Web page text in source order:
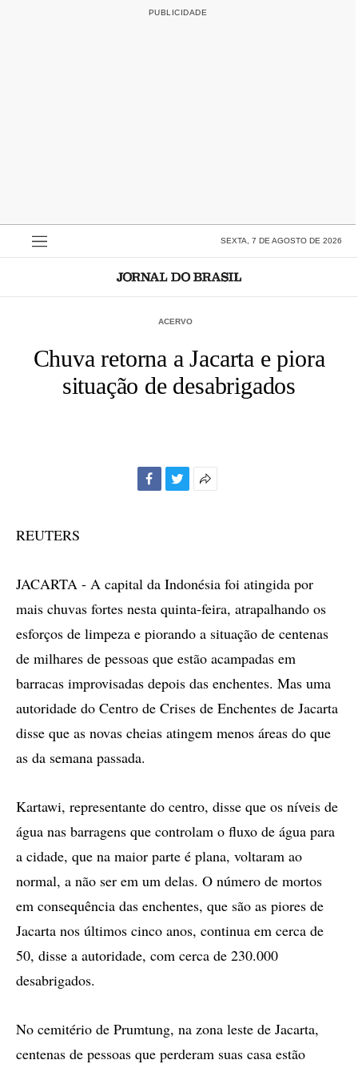
SEXTA, 7 DE AGOSTO DE 2026
ACERVO
Chuva retorna a Jacarta e piora
situação de desabrigados
REUTERS
JACARTA - A capital da Indonésia foi atingida por
mais chuvas fortes nesta quinta-feira, atrapalhando os
esforços de limpeza e piorando a situação de centenas
de milhares de pessoas que estão acampadas em
barracas improvisadas depois das enchentes. Mas uma
autoridade do Centro de Crises de Enchentes de Jacarta
disse que as novas cheias atingem menos áreas do que
as da semana passada.
Kartawi, representante do centro, disse que os níveis de
água nas barragens que controlam o fluxo de água para
a cidade, que na maior parte é plana, voltaram ao
normal, a não ser em um delas. O número de mortos
em consequência das enchentes, que são as piores de
Jacarta nos últimos cinco anos, continua em cerca de
50, disse a autoridade, com cerca de 230.000
desabrigados.
No cemitério de Prumtung, na zona leste de Jacarta,
centenas de pessoas que perderam suas casa estão